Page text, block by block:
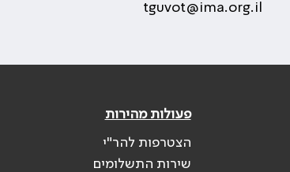
tguvot@ima.org.il
פעולות מהירות
הצטרפות להר"י
שירות התשלומים